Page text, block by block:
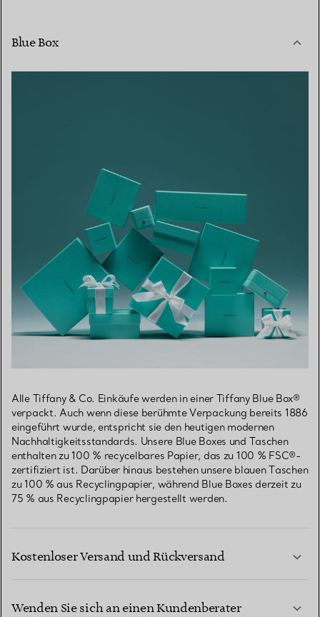
Blue Box
Alle Tiffany & Co. Einkäufe werden in einer Tiffany Blue Box®
verpackt. Auch wenn diese berühmte Verpackung bereits 1886
eingeführt wurde, entspricht sie den heutigen modernen
Nachhaltigkeitsstandards. Unsere Blue Boxes und Taschen
enthalten zu 100 % recycelbares Papier, das zu 100 % FSC®-
zertifiziert ist. Darüber hinaus bestehen unsere blauen Taschen
zu 100 % aus Recyclingpapier, während Blue Boxes derzeit zu
75 % aus Recyclingpapier hergestellt werden.
Kostenloser Versand und Rückversand
Wenden Sie sich an einen Kundenberater